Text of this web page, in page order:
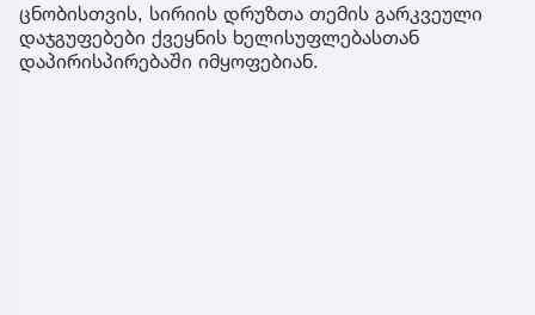
ცნობისთვის, სირიის დრუზთა თემის გარკვეული
დაჯგუფებები ქვეყნის ხელისუფლებასთან
დაპირისპირებაში იმყოფებიან.